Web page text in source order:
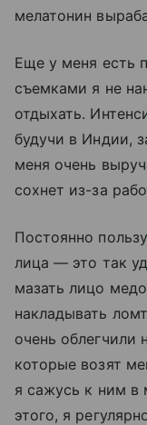
мелатонин
Еще у меня есть
съемками я не
отдыхать.
будучи в Индии,
меня очень
сохнет из-за
Постоянно
лица — это так
мазать лицо
накладывать
очень
которые возят
я сажусь к ним
этого, я